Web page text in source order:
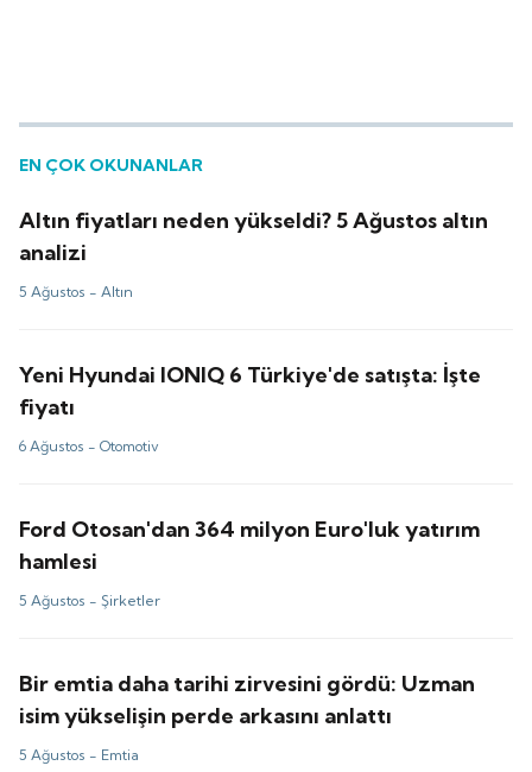
EN ÇOK OKUNANLAR
Altın fiyatları neden yükseldi? 5 Ağustos altın
analizi
5 Ağustos -Altın
Yeni Hyundai IONIQ 6 Türkiye'de satışta: İşte
fiyatı
6 Ağustos -Otomotiv
Ford Otosan'dan 364 milyon Euro'luk yatırım
hamlesi
5 Ağustos - Şirketler
Bir emtia daha tarihi zirvesini gördü: Uzman
isim yükselişin perde arkasını anlattı
5 Ağustos - Emtia